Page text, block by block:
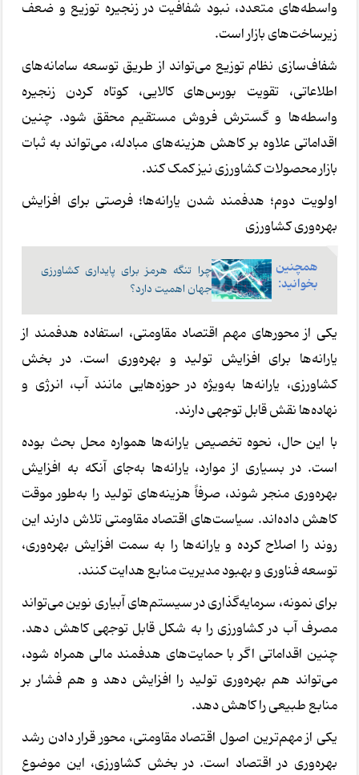
واسطه‌های متعدد، نبود شفافیت در زنجیره توزیع و ضعف
زیرساخت‌های بازار است.
شفاف‌سازی نظام توزیع می‌تواند از طریق توسعه سامانه‌های
اطلاعاتی، تقویت بورس‌های کالایی، کوتاه کردن زنجیره
واسطه‌ها و گسترش فروش مستقیم محقق شود. چنین
اقداماتی علاوه بر کاهش هزینه‌های مبادله، می‌تواند به ثبات
بازار محصولات کشاورزی نیز کمک کند.
اولویت دوم؛ هدفمند شدن یارانه‌ها؛ فرصتی برای افزایش
بهره‌وری کشاورزی
همچنین
بخوانید:
چرا تنگه هرمز برای پایداری کشاورزی
جهان اهمیت دارد؟
یکی از محورهای مهم اقتصاد مقاومتی، استفاده هدفمند از
یارانه‌ها برای افزایش تولید و بهره‌وری است. در بخش
کشاورزی، یارانه‌ها به‌ویژه در حوزه‌هایی مانند آب، انرژی و
نهاده‌ها نقش قابل توجهی دارند.
با این حال، نحوه تخصیص یارانه‌ها همواره محل بحث بوده
است. در بسیاری از موارد، یارانه‌ها به‌جای آنکه به افزایش
بهره‌وری منجر شوند، صرفاً هزینه‌های تولید را به‌طور موقت
کاهش داده‌اند. سیاست‌های اقتصاد مقاومتی تلاش دارند این
روند را اصلاح کرده و یارانه‌ها را به سمت افزایش بهره‌وری،
توسعه فناوری و بهبود مدیریت منابع هدایت کنند.
برای نمونه، سرمایه‌گذاری در سیستم‌های آبیاری نوین می‌تواند
مصرف آب در کشاورزی را به شکل قابل توجهی کاهش دهد.
چنین اقداماتی اگر با حمایت‌های هدفمند مالی همراه شود،
می‌تواند هم بهره‌وری تولید را افزایش دهد و هم فشار بر
منابع طبیعی را کاهش دهد.
یکی از مهم‌ترین اصول اقتصاد مقاومتی، محور قرار دادن رشد
بهره‌وری در اقتصاد است. در بخش کشاورزی، این موضوع